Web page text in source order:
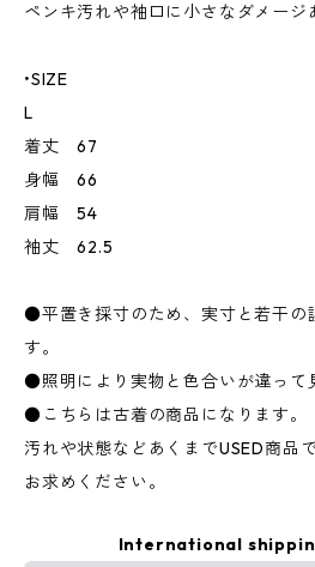
ペンキ汚れや袖口に小さなダメージ
•SIZE
L
着丈 67
身幅 66
肩幅 54
袖丈 62.5
●平置き採寸のため、実寸と若干の
す。
●照明により実物と色合いが違って
●こちらは古着の商品になります。
汚れや状態などあくまでUSED商品
お求めください。
International